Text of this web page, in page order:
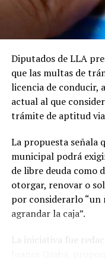
Frente a esta
autoridades
en la vía pública,
alejados de
El resto del territorio
prácticamente todo
permanecen bajo
Tras el paso de este
se dará un fuerte
volverán a mínimas
no mucho más
de trabajo conjunto
Agrario, el
sectores productores.
En ese sentido,
propio Ministerio de
aumento de la
para colaborar
control del avance
Diputados de LLA
que las multas de
licencia de conducir,
actual al que
trámite de aptitud
La propuesta señala
municipal podrá
de libre deuda como
otorgar, renovar o
por considerarlo “un
agrandar la caja”.
La iniciativa fue